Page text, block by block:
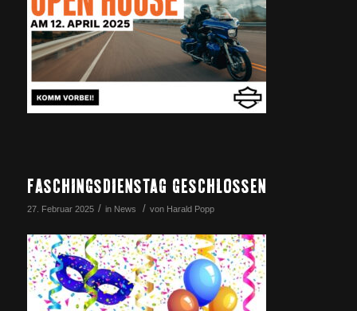
FASCHINGSDIENSTAG GESCHLOSSEN
27. Februar 2025 / in News / von Harald Popp